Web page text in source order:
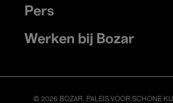
Pers
Werken bij Bozar
© 2026 BOZAR. PALEIS VOOR SCHONE